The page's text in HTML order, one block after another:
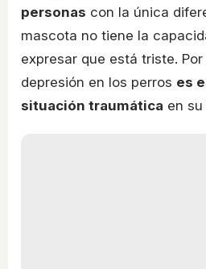
personas con la única
mascota no tiene la
expresar que está triste.
depresión en los perros es
situación traumática en